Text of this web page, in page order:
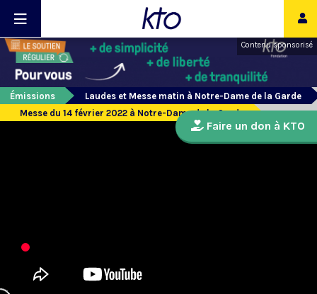
Contenu sponsorisé
Émissions
Laudes et Messe matin à Notre-Dame de la Garde
Messe du 14 février 2022 à Notre-Dame de la Garde
Faire un don à KTO